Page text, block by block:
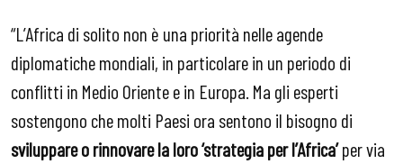
“L’Africa di solito non è una priorità nelle agende
diplomatiche mondiali, in particolare in un periodo di
conflitti in Medio Oriente e in Europa. Ma gli esperti
sostengono che molti Paesi ora sentono il bisogno di
sviluppare orinnovare la loro ‘strategia per l’Africa’per via